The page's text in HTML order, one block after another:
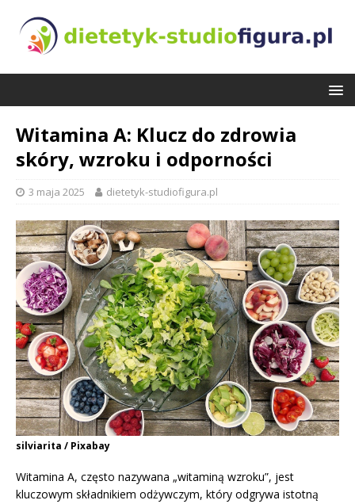
Witamina A: Klucz do zdrowia
skóry, wzroku i odporności
3 maja 2025 dietetyk-studiofigura.pl
silviarita / Pixabay
Witamina A, często nazywana „witaminą wzroku”, jest
kluczowym składnikiem odżywczym, który odgrywa istotną